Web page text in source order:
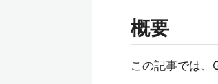
概要
この記事では、